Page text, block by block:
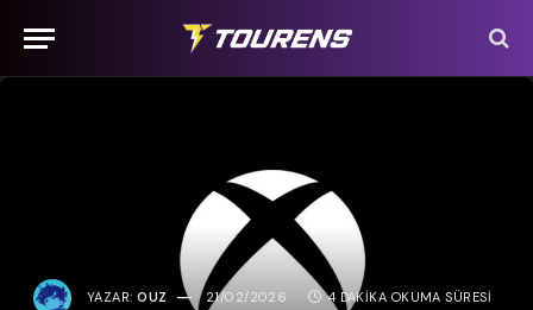
YAZAR: OUZ 21/02/2026 4 DAKIKA OKUMA SÜRESI